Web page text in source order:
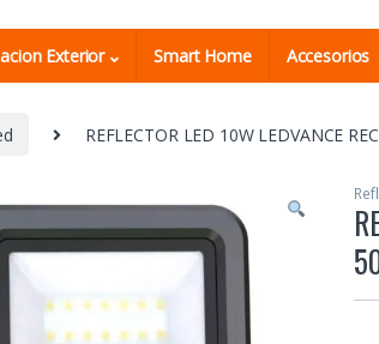
Exterior Smart Home Accesorios
REFLECTOR LED 10W LEDVANCE